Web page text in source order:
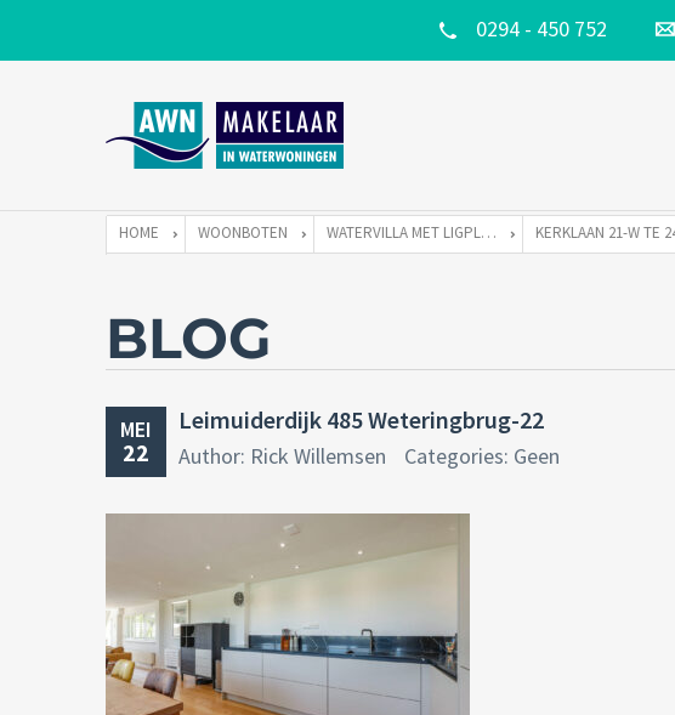
0294 - 450 752
HOME WOONBOTEN WATERVILLA MET LIGPLAATS
BLOG
MEI
22
Leimuiderdijk 485 Weteringbrug-22
Author: Rick Willemsen Categories: Geen